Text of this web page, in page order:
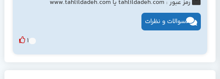
رمز عبور : tahlildadeh.com یا www.tahlildadeh.com
سوالات و نظرات
1